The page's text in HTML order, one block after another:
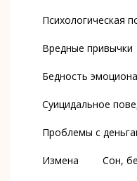
Психологическая
Вредные привычки
Бедность
Суицидальное
Проблемы с
Измена Сон,